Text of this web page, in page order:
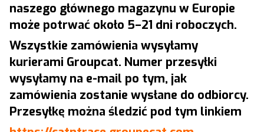
naszego głównego magazynu w Europie
może potrwać około 5–21 dni roboczych.
Wszystkie zamówienia wysyłamy
kurierami Groupcat. Numer przesyłki
wysyłamy na e-mail po tym, jak
zamówienia zostanie wysłane do odbiorcy.
Przesyłkę można śledzić pod tym linkiem